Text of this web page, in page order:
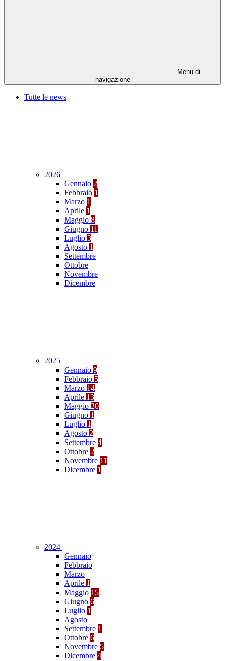
Menu di
navigazione
Tutte le news
2026
Gennaio 2
Febbraio 1
Marzo 1
Aprile 1
Maggio 8
Giugno 11
Luglio 3
Agosto 1
Settembre
Ottobre
Novembre
Dicembre
2025
Gennaio 9
Febbraio 5
Marzo 14
Aprile 13
Maggio 20
Giugno 1
Luglio 1
Agosto 2
Settembre 4
Ottobre 2
Novembre 11
Dicembre 1
2024
Gennaio
Febbraio
Marzo
Aprile 1
Maggio 15
Giugno 6
Luglio 1
Agosto
Settembre 1
Ottobre 6
Novembre 5
Dicembre 4